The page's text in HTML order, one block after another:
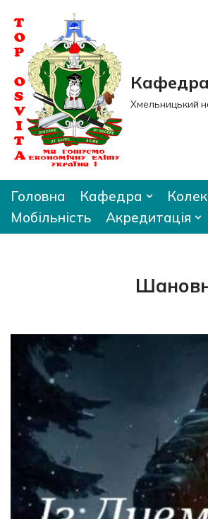
Перейти
до
вмісту
Кафедра
Хмельницький
Головна Кафедра
Мобільність
Акредитація